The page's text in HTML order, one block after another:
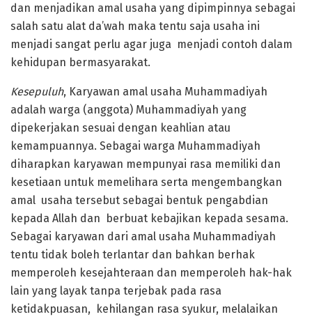
dan menjadikan amal usaha yang dipimpinnya sebagai
salah satu alat da’wah maka tentu saja usaha ini
menjadi sangat perlu agar juga menjadi contoh dalam
kehidupan bermasyarakat.
Kesepuluh, Karyawan amal usaha Muhammadiyah
adalah warga (anggota) Muhammadiyah yang
dipekerjakan sesuai dengan keahlian atau
kemampuannya. Sebagai warga Muhammadiyah
diharapkan karyawan mempunyai rasa memiliki dan
kesetiaan untuk memelihara serta mengembangkan
amal usaha tersebut sebagai bentuk pengabdian
kepada Allah dan berbuat kebajikan kepada sesama.
Sebagai karyawan dari amal usaha Muhammadiyah
tentu tidak boleh terlantar dan bahkan berhak
memperoleh kesejahteraan dan memperoleh hak-hak
lain yang layak tanpa terjebak pada rasa
ketidakpuasan, kehilangan rasa syukur, melalaikan